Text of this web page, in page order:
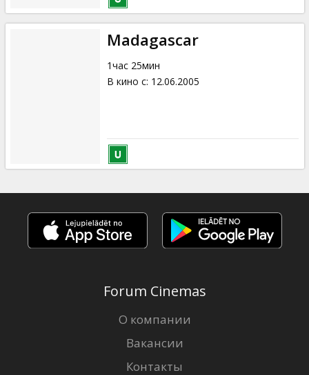
Madagascar
1час 25мин
В кино с: 12.06.2005
Forum Cinemas
О компании
Вакансии
Контакты